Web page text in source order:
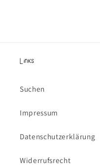
Links
Suchen
Impressum
Datenschutzerklärung
Widerrufsrecht